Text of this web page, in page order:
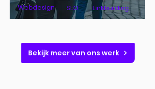
SEO Linkbuilding
Webdesign
Bekijk meer van ons werk